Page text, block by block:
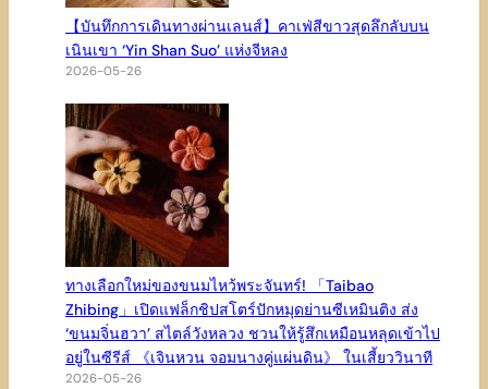
【บันทึกการเดินทางผ่านเลนส์】คาเฟ่สีขาวสุดลึกลับบน
เนินเขา ‘Yin Shan Suo’ แห่งจีหลง
2026-05-26
ทางเลือกใหม่ของขนมไหว้พระจันทร์! 「Taibao
Zhibing」เปิดแฟล็กชิปสโตร์ปักหมุดย่านซีเหมินติง ส่ง
‘ขนมจิ่นฮวา’ สไตล์วังหลวง ชวนให้รู้สึกเหมือนหลุดเข้าไป
อยู่ในซีรีส์ 《เจินหวน จอมนางคู่แผ่นดิน》 ในเสี้ยววินาที
2026-05-26